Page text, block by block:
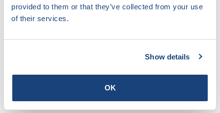
provided to them or that they’ve collected from your use
of their services.
Show details
OK